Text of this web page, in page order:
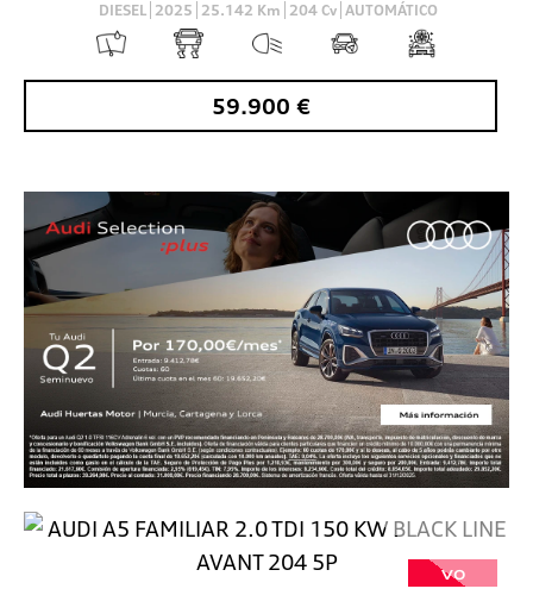
DIESEL 2025 25.142 Km 204 Cv AUTOMÁTICO
59.900 €
VO